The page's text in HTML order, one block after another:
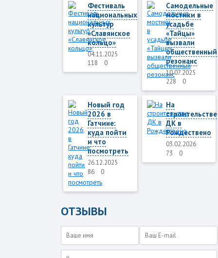
Фестиваль
национальных
культур
«Славянское
кольцо»
04.11.2025
118
0
Самодельные
мостики в
усадьбе
«Тайцы»
вызвали
общественный
резонанс
10.07.2025
228
0
Новый год
2026 в
Гатчине:
куда пойти
и что
посмотреть
26.12.2025
86
0
На
строительстве
ДК в
Рождествено
03.02.2026
73
0
ОТЗЫВЫ